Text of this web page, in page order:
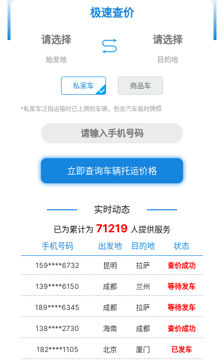
极速查价
始发地 目的地
私家车 商品车
*私家车泛指运输时已上牌的车辆，包含汽车临时牌照
立即查询车辆托运价格
实时动态
已为累计为 71219 人提供服务
手机号码
出发地 目的地 状态
159****6732 昆明 拉萨 查价成功
139****6150 成都 兰州 等待发车
189****6345 成都 拉萨 等待发车
138****2730 海南 成都 查价成功
182****1105 北京 厦门 已发车